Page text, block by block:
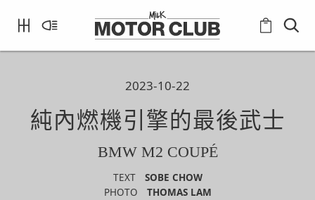
2023-10-22
純內燃機引擎的最後武士
BMW M2 COUPÉ
TEXT
SOBE CHOW
PHOTO
THOMAS LAM